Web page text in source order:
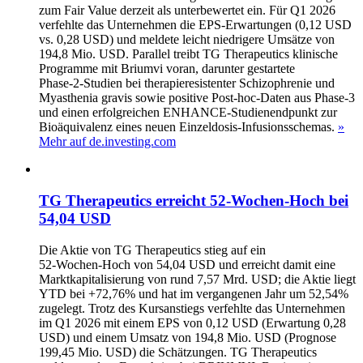
zum Fair Value derzeit als unterbewertet ein. Für Q1 2026
verfehlte das Unternehmen die EPS‑Erwartungen (0,12 USD
vs. 0,28 USD) und meldete leicht niedrigere Umsätze von
194,8 Mio. USD. Parallel treibt TG Therapeutics klinische
Programme mit Briumvi voran, darunter gestartete
Phase‑2‑Studien bei therapieresistenter Schizophrenie und
Myasthenia gravis sowie positive Post‑hoc‑Daten aus Phase‑3
und einen erfolgreichen ENHANCE‑Studienendpunkt zur
Bioäquivalenz eines neuen Einzeldosis‑Infusionsschemas. »
Mehr auf de.investing.com
TG Therapeutics erreicht 52‑Wochen‑Hoch bei
54,04 USD
Die Aktie von TG Therapeutics stieg auf ein
52‑Wochen‑Hoch von 54,04 USD und erreicht damit eine
Marktkapitalisierung von rund 7,57 Mrd. USD; die Aktie liegt
YTD bei +72,76% und hat im vergangenen Jahr um 52,54%
zugelegt. Trotz des Kursanstiegs verfehlte das Unternehmen
im Q1 2026 mit einem EPS von 0,12 USD (Erwartung 0,28
USD) und einem Umsatz von 194,8 Mio. USD (Prognose
199,45 Mio. USD) die Schätzungen. TG Therapeutics